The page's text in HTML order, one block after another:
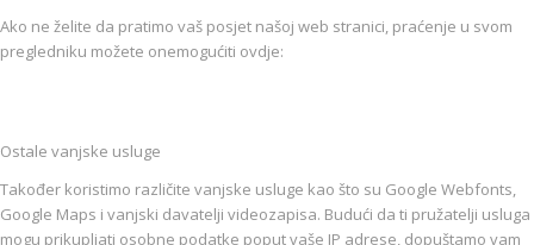
Ako ne želite da pratimo vaš posjet našoj web stranici, praćenje u svom
pregledniku možete onemogućiti ovdje:
Ostale vanjske usluge
Također koristimo različite vanjske usluge kao što su Google Webfonts,
Google Maps i vanjski davatelji videozapisa. Budući da ti pružatelji usluga
mogu prikupljati osobne podatke poput vaše IP adrese, dopuštamo vam